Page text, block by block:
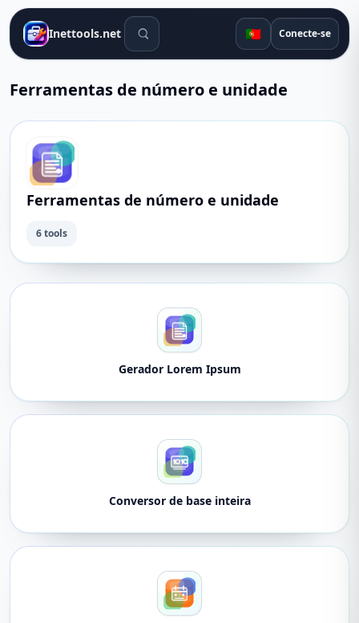
Inettools.net Ferramentas de pesquisa
🇵🇹 Conecte-se
Ferramentas de número e unidade
Ferramentas de número e unidade
6 tools
Gerador Lorem Ipsum
Conversor de base inteira